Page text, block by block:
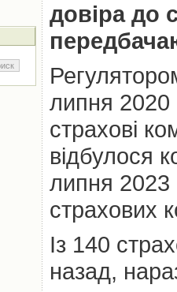
довіра до
липня 2020
страхові
відбулося
липня 2023
страхових
Із 140
назад,